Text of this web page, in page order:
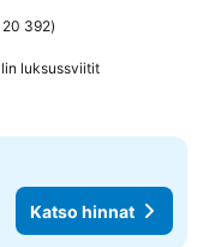
20 392
luksussviitit
Katso hinnat